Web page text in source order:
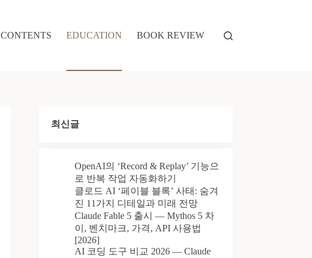
CONTENTS EDUCATION BOOK REVIEW
최신글
OpenAI의 ‘Record & Replay’ 기능으
로 반복 작업 자동화하기
클로드 AI ‘페이블 블록’ 사태: 숨겨
진 11가지 디테일과 미래 전망
Claude Fable 5 출시 — Mythos 5 차
이, 벤치마크, 가격, API 사용법
[2026]
AI 코딩 도구 비교 2026 — Claude